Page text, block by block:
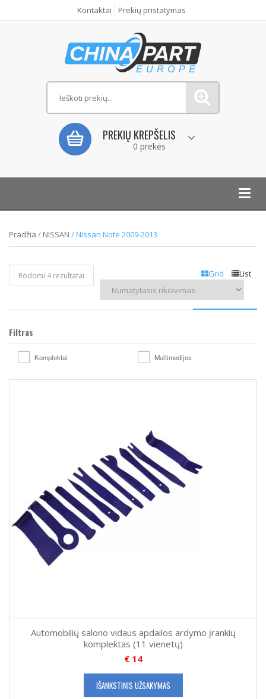
Kontaktai Prekių pristatymas
PREKIŲ KREPŠELIS
0 prekės
Pradžia / NISSAN / Nissan Note 2009-2013
Grid List
Rodomi 4 rezultatai
Filtras
Komplektai Multimedijos
Automobilių salono vidaus apdailos ardymo įrankių
komplektas (11 vienetų)
€14
IŠANKSTINIS UŽSAKYMAS